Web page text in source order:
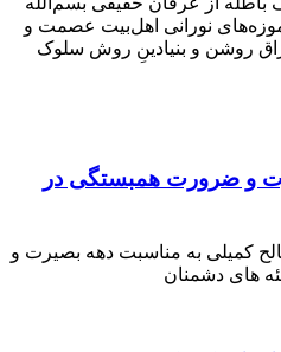
نورانی اهل‌بیت عصمت و
روشن و بنیادینِ روش سلوک
و ضرورت همبستگی در
کمیلی به مناسبت دهه بصیرت و
های دشمنان